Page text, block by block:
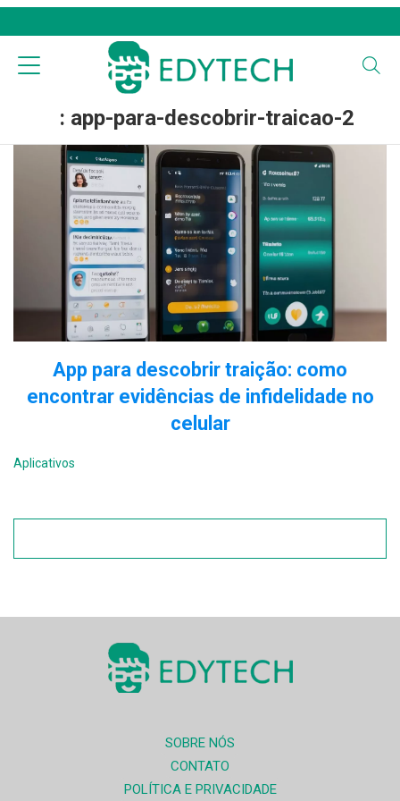
: app-para-descobrir-traicao-2
App para descobrir traição: como
encontrar evidências de infidelidade no
celular
Aplicativos
SOBRE NÓS
CONTATO
POLÍTICA E PRIVACIDADE